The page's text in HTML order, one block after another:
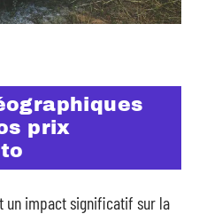
prix
un impact significatif sur la